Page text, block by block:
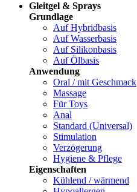
Gleitgel & Sprays
Grundlage
Auf Hybridbasis
Auf Wasserbasis
Auf Silikonbasis
Auf Ölbasis
Anwendung
Oral / mit Geschmack
Massage
Für Toys
Anal
Standard (Universal)
Stimulation
Verzögerung
Hygiene & Pflege
Eigenschaften
Kühlend / wärmend